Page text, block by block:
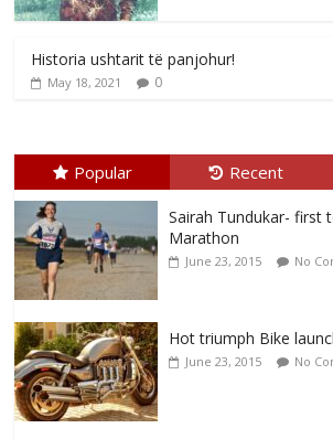
Historia ushtarit të panjohur!
May 18, 2021 0
Popular Recent
Sairah Tundukar- first
Marathon
June 23, 2015 No
Hot triumph Bike
June 23, 2015 No